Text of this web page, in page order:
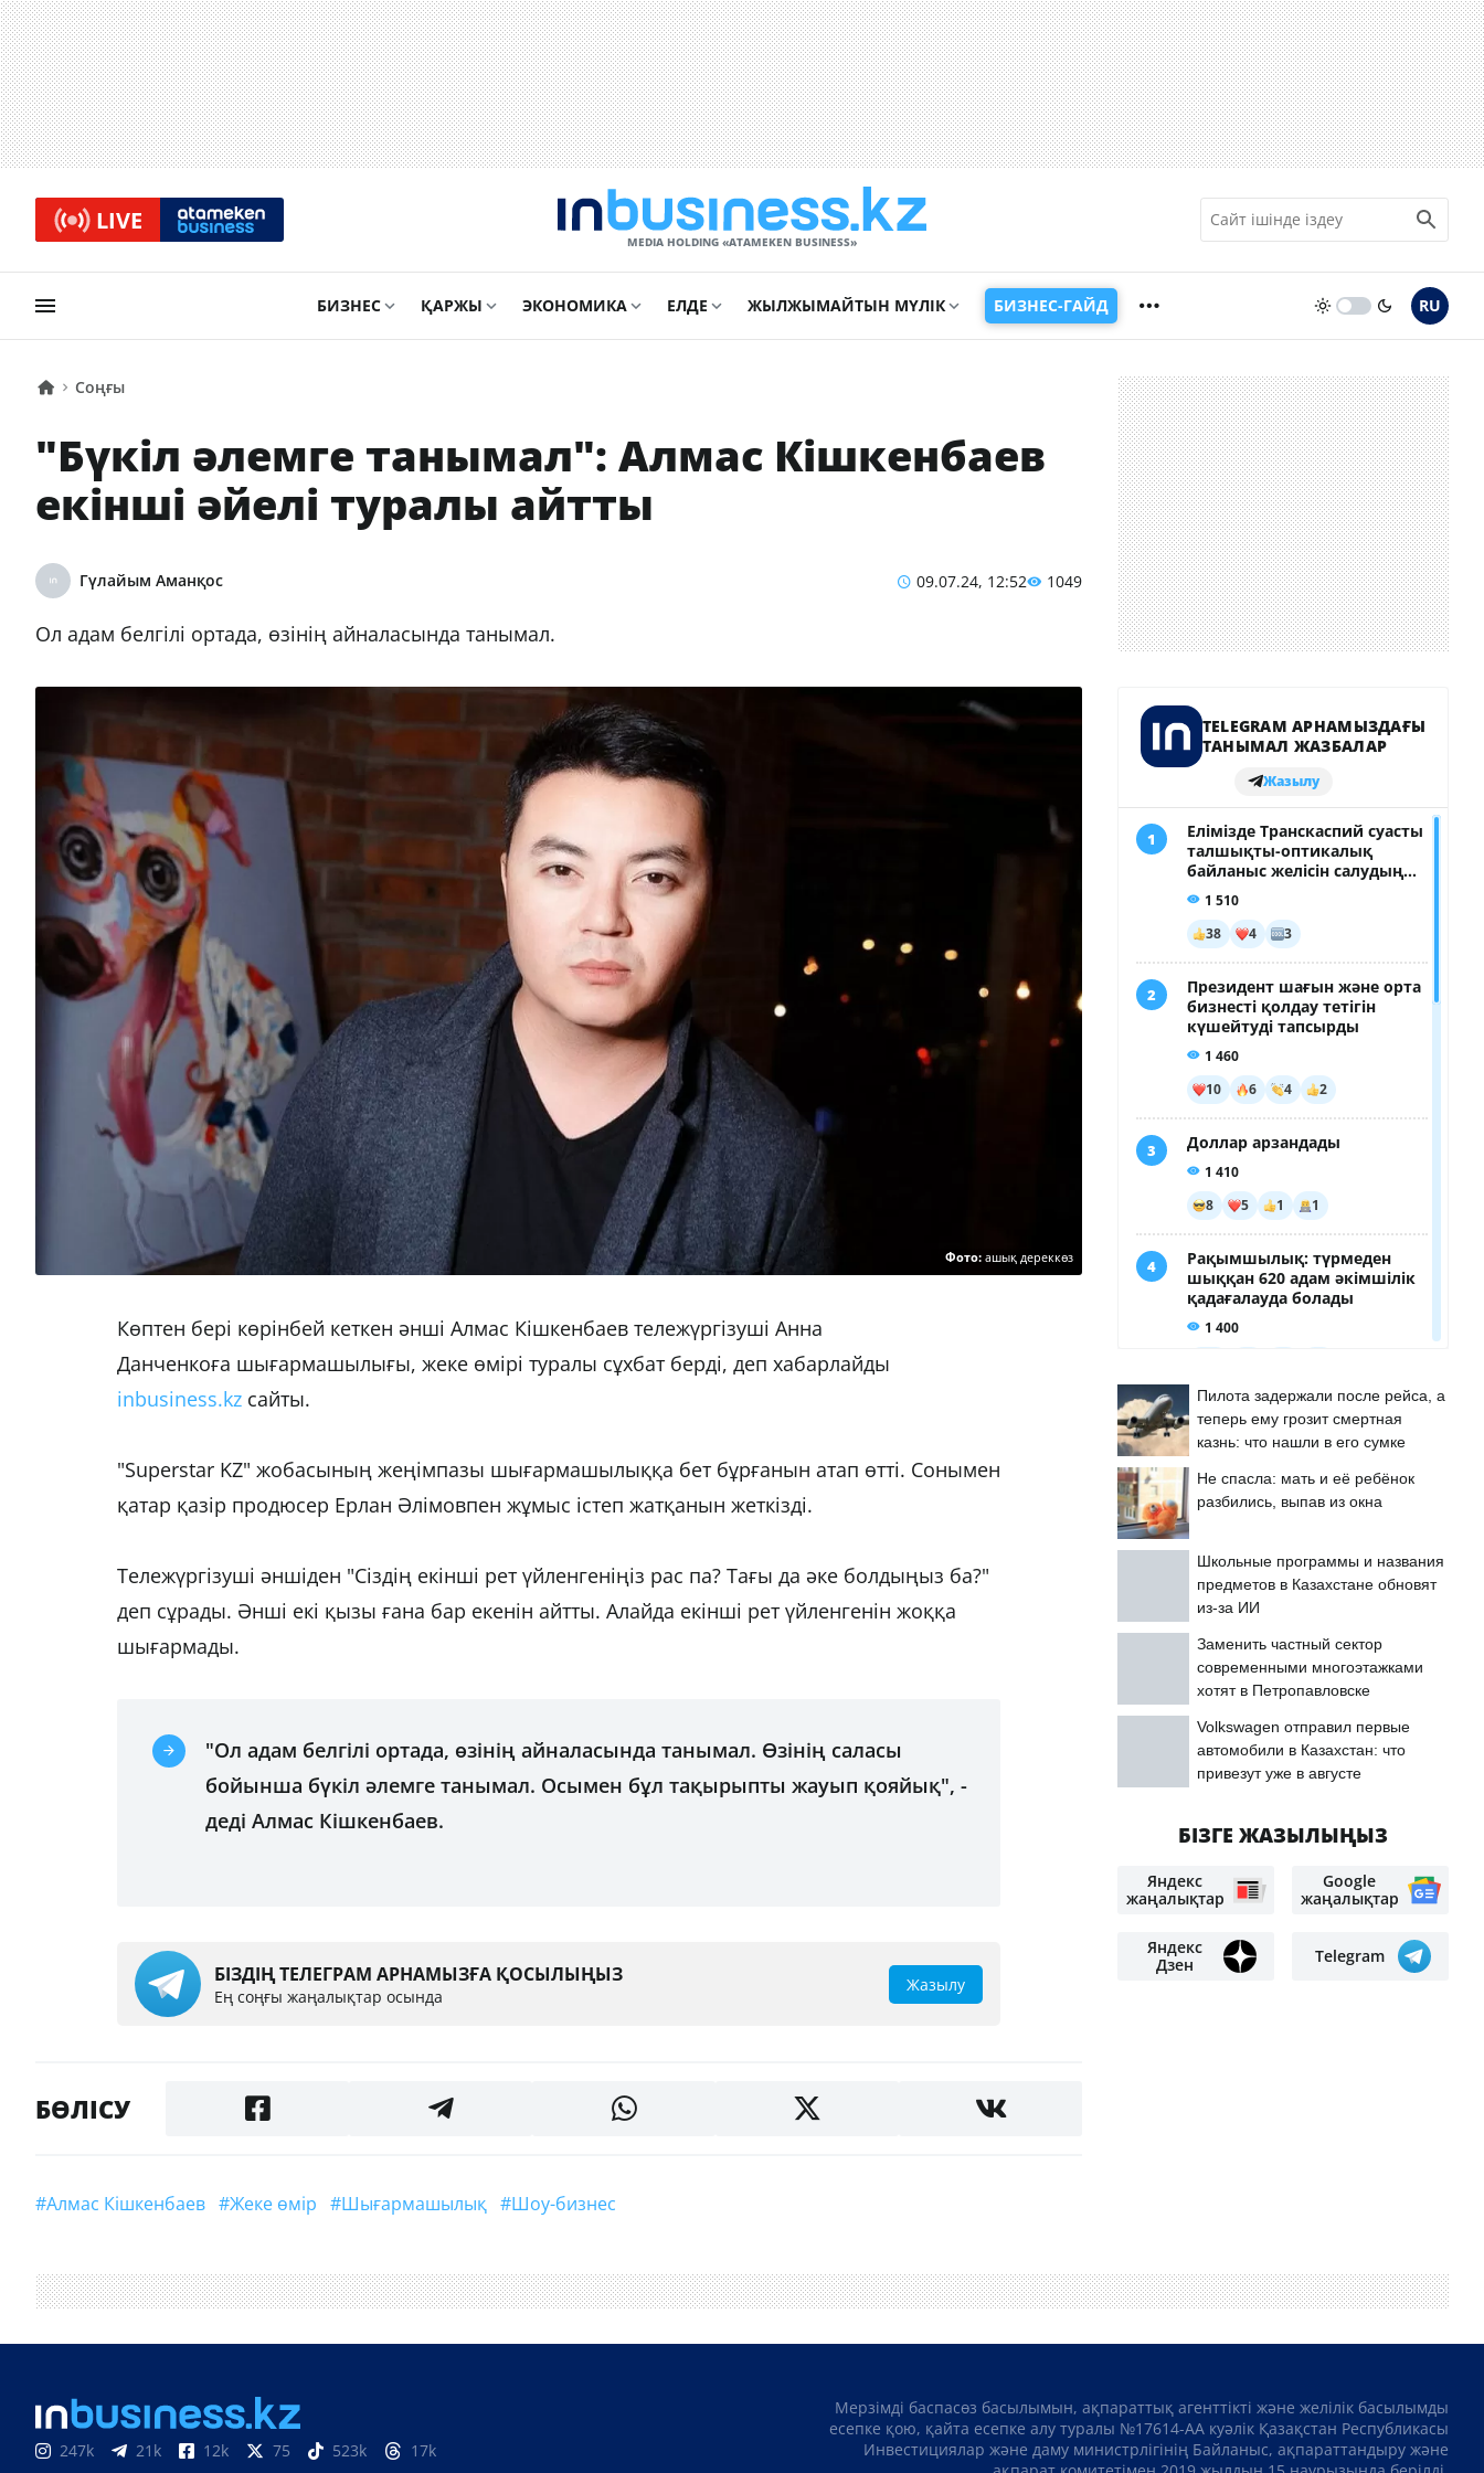
LIVE
MEDIA HOLDING «ATAMEKЕN BUSINESS»
БИЗНЕС ҚАРЖЫ ЭКОНОМИКА ЕЛДЕ ЖЫЛЖЫМАЙТЫН МҮЛІК БИЗНЕС-ГАЙД RU
Соңғы
"Бүкіл әлемге танымал": Алмас Кішкенбаев
екінші әйелі туралы айтты
Гүлайым Аманқос 09.07.24, 12:52 1049
Ол адам белгілі ортада, өзінің айналасында танымал.
Фото:ашық дереккөз
Көптен бері көрінбей кеткен әнші Алмас Кішкенбаев тележүргізуші Анна
Данченкоға шығармашылығы, жеке өмірі туралы сұхбат берді, деп хабарлайды
inbusiness.kz сайты.
"Superstar KZ" жобасының жеңімпазы шығармашылыққа бет бұрғанын атап өтті. Сонымен
қатар қазір продюсер Ерлан Әлімовпен жұмыс істеп жатқанын жеткізді.
Тележүргізуші әншіден "Сіздің екінші рет үйленгеніңіз рас па? Тағы да әке болдыңыз ба?"
деп сұрады. Әнші екі қызы ғана бар екенін айтты. Алайда екінші рет үйленгенін жоққа
шығармады.
"Ол адам белгілі ортада, өзінің айналасында танымал. Өзінің саласы
бойынша бүкіл әлемге танымал. Осымен бұл тақырыпты жауып қояйық", -
деді Алмас Кішкенбаев.
БІЗДІҢ ТЕЛЕГРАМ АРНАМЫЗҒА ҚОСЫЛЫҢЫЗ
Ең соңғы жаңалықтар осында
Жазылу
БӨЛІСУ
#Алмас Кішкенбаев #жеке өмір #шығармашылық #шоу-бизнес
Пилота задержали после рейса, а
теперь ему грозит смертная
казнь: что нашли в его сумке
Не спасла: мать и её ребёнок
разбились, выпав из окна
Школьные программы и названия
предметов в Казахстане обновят
из-за ИИ
Заменить частный сектор
современными многоэтажками
хотят в Петропавловске
Volkswagen отправил первые
автомобили в Казахстан: что
привезут уже в августе
БІЗГЕ ЖАЗЫЛЫҢЫЗ
Яндекс
жаңалықтар
Google
жаңалықтар
Яндекс
Дзен
Telegram
247k 21k 12k 75 523k 17k
Мерзімді баспасөз басылымын, ақпараттық агенттікті және желілік басылымды
есепке қою, қайта есепке алу туралы №17614-АА куәлік Қазақстан Республикасы
Инвестициялар және даму министрлігінің Байланыс, ақпараттандыру және